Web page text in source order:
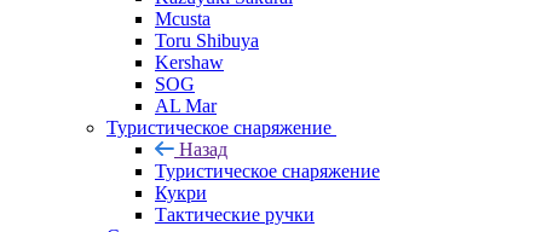
Mcusta
Toru Shibuya
Kershaw
SOG
AL Mar
Туристическое снаряжение
Назад
Туристическое снаряжение
Кукри
Тактические ручки